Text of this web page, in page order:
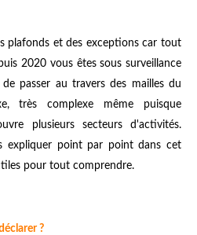
plafonds et des exceptions car tout
2020 vous êtes sous surveillance
passer au travers des mailles du
très complexe même puisque
plusieurs secteurs d'activités.
expliquer point par point dans cet
pour tout comprendre.
?